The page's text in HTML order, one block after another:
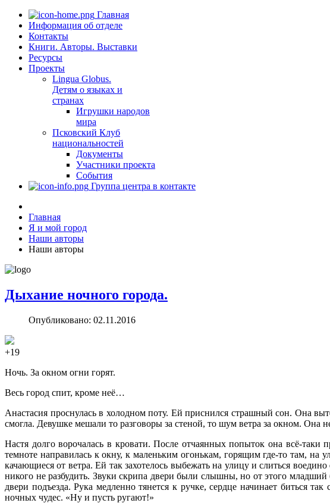
Главная
Информация об отделе
Контакты
Книги. Авторы. Выставки
Ресурсы
Проекты
Lingua Globus.
Детям о языках и
странах
Игрушки народов
мира
Псковский Клуб
национальностей
Документы
Участники проекта
События
Группа центра в контакте
Главная
Я и мой город
Наши авторы
Наши авторы
Дыхание ночного города.
Опубликовано: 02.11.2016
+19
Ночь. За окном огни горят.
Весь город спит, кроме неё…
Анастасия проснулась в холодном поту. Ей приснился страшный сон. Она
смогла. Девушке мешали то разговоры за стеной, то шум ветра за окном. Она
Настя долго ворочалась в кровати. После отчаянных попыток она всё-
темноте направилась к окну, к маленьким огонькам, горящим где-то там,
качающиеся от ветра. Ей так захотелось выбежать на улицу и слиться
никого не разбудить. Звуки скрипа двери были слышны, но от этого
двери подъезда. Рука медленно тянется к ручке, сердце начинает биться
ночных чудес. «Ну и пусть ругают!»